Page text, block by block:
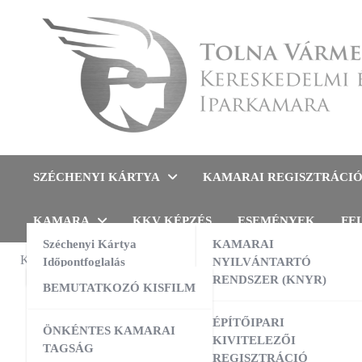
Tolna Vármegyei
SZÉCHENYI KÁRTYA
Széchenyi Kártya
Időpontfoglalás
KAMARAI REGISZTRÁCIÓ
KAMARAI
NYILVÁNTARTÓ
RENDSZER (KNYR)
ÉPÍTŐIPARI
KIVITELEZŐI
REGISZTRÁCIÓ
KAMARA
BEMUTATKOZÓ KISFILM
ÖNKÉNTES KAMARAI
TAGSÁG
KKV KÉPZÉS ESEMÉNYEK
4/
KAMARAI ESEMÉNYEK
AI a nyelvtanulás szolgálatában –
gyakorlati workshop